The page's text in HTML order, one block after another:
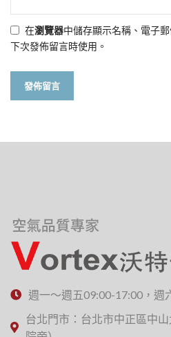
在瀏覽器中儲存顯示名稱、電子
下次發佈留言時使用。
週一～週五09:00-17:00，週
台北門市：台北市中正區中